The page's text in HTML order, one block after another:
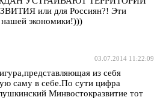
или для Россиян?! Эти
экономики!)))
03.07.2014 11:22:09
из себя
саму в себе.По сути цифра
Минвостокразвитие тот